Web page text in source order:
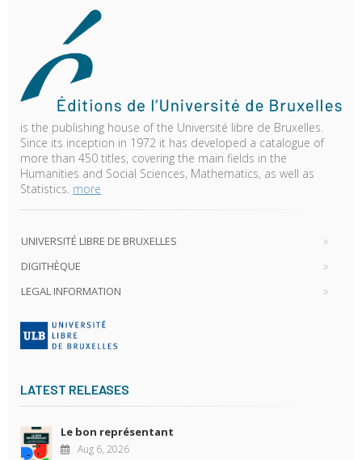
is the publishing house of the Université libre de Bruxelles.
Since its inception in 1972 it has developed a catalogue of
more than 450 titles, covering the main fields in the
Humanities and Social Sciences, Mathematics, as well as
Statistics. more
UNIVERSITÉ LIBRE DE BRUXELLES
DIGITHÈQUE
LEGAL INFORMATION
LATEST RELEASES
Le bon représentant
Aug 6, 2026